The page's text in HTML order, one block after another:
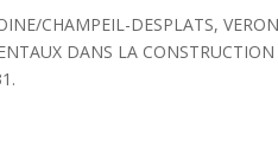
CHAMPEIL-DESPLATS,
DANS LA CONSTRUCTION